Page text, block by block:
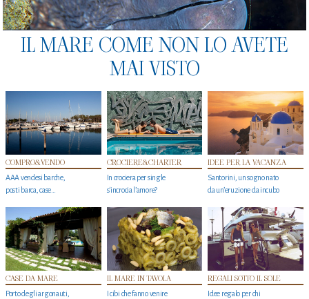
IL MARE COME NON LO AVETE
MAI VISTO
COMPRO&VENDO
AAA vendesi barche,
posti barca, case…
CROCIERE&CHARTER
In crociera per single
s'incrocia l’amore?
IDEE PER LA VACANZA
Santorini, un sogno nato
da un’eruzione da incubo
CASE DA MARE
Porto degli argonauti,
IL MARE IN TAVOLA
I cibi che fanno venire
REGALI SOTTO IL SOLE
Idee regalo per chi